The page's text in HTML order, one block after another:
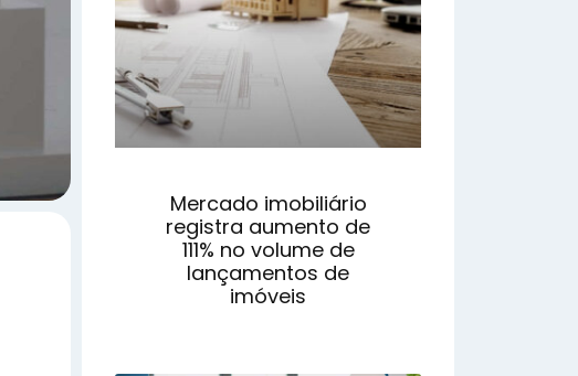
Mercado imobiliário
registra aumento de
111% no volume de
lançamentos de
imóveis